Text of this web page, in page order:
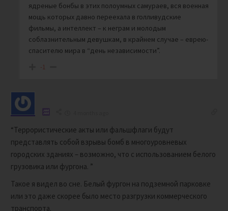
ядреные бонбы в этих полоумных самураев, вся военная
мощь которых давно переехала в голливудские
фильмы, а интеллект – к неграм и молодым
соблазнительным девушкам, в крайнем случае – еврею-
спасителю мира в “день независимости”.
-1
“Террористические акты или фальшфлаги будут
представлять собой взрывы бомб в многоуровневых
городских зданиях – возможно, что с использованием белого
грузовика или фургона. ”
Такое я видел во сне. Белый фургон на подземной парковке
или это даже скорее было место разгрузки коммерческого
транспорта.